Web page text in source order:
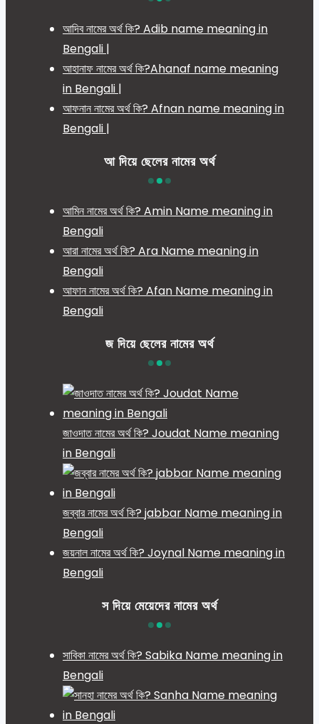
আদিব নামের অর্থ কি? Adib name meaning in
Bengali |
আহানাফ নামের অর্থ কি?Ahanaf name meaning
in Bengali |
আফনান নামের অর্থ কি? Afnan name meaning in
Bengali |
আ দিয়ে ছেলের নামের অর্থ
আমিন নামের অর্থ কি? Amin Name meaning in
Bengali
আরা নামের অর্থ কি? Ara Name meaning in
Bengali
আফান নামের অর্থ কি? Afan Name meaning in
Bengali
জ দিয়ে ছেলের নামের অর্থ
জাওদাত নামের অর্থ কি? Joudat Name meaning
in Bengali
জব্বার নামের অর্থ কি? jabbar Name meaning in
Bengali
জয়নাল নামের অর্থ কি? Joynal Name meaning in
Bengali
স দিয়ে মেয়েদের নামের অর্থ
সাবিকা নামের অর্থ কি? Sabika Name meaning in
Bengali